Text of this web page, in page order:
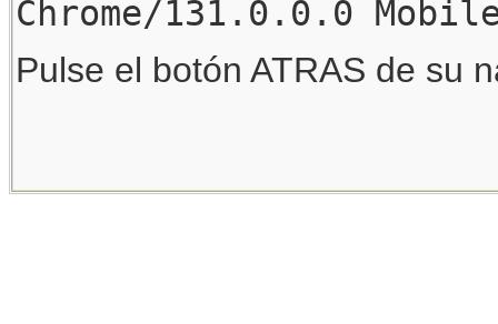
Chrome/131.0.0.0
Pulse el botón ATRAS de su